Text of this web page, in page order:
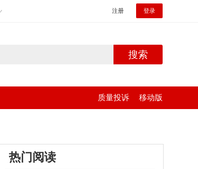
注册 登录
搜索
质量投诉 移动版
热门阅读